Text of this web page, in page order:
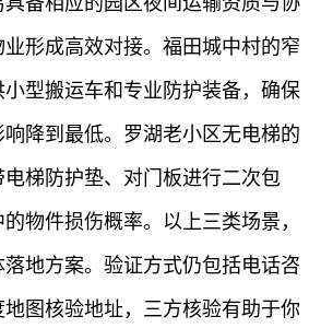
形成高效对接。福田城中村的窄
型搬运车和专业防护装备，确保
降到最低。罗湖老小区无电梯的
梯防护垫、对门板进行二次包
物件损伤概率。以上三类场景，
地方案。验证方式仍包括电话咨
图核验地址，三方核验有助于你